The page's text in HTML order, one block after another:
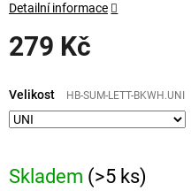
279 Kč
cena:
Skladem (>5 ks)
Velikost HB-SUM-LETT-BKWH.UNI
Detailní informace